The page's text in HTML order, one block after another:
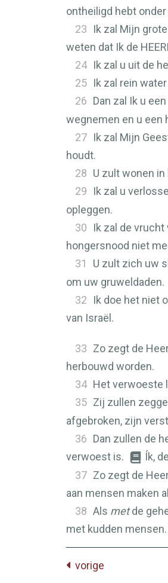
ontheiligd hebt
23
Ik zal Mijn
weten dat Ik de
24 Ik zal u uit de
25 Ik zal rein
26 Dan zal Ik u een
wegnemen en u een
27 Ik zal Mijn
houdt.
28 U zult wonen
29
Ik zal u
opleggen.
30
Ik zal de
hongersnood niet
31
U zult zich uw
om uw gruweldaden.
32
Ik doe het niet
van Israël.
33 Zo zegt de
herbouwd worden.
34 Het verwoeste
35 Zij zullen
afgebroken, zijn
36 Dan zullen de
verwoest is.
Ík, de
37 Zo zegt de
aan mensen maken
38 Als metde
met kudden
vorige